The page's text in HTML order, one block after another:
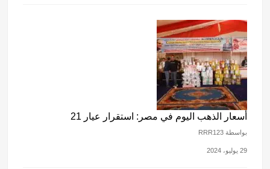
أسعار الذهب اليوم في مصر: استقرار عيار 21
بواسطة RRR123
29 يوليو، 2024